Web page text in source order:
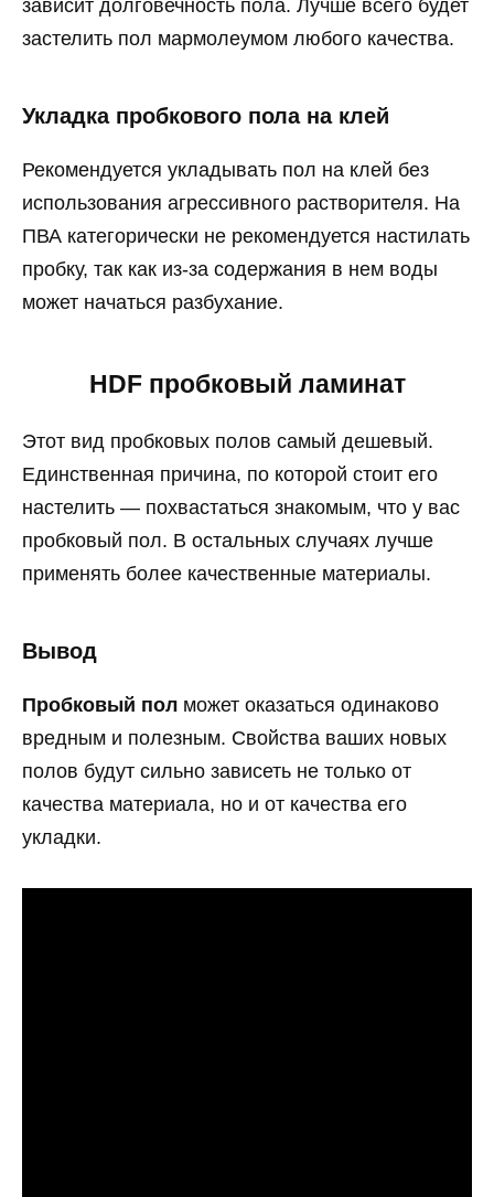
зависит долговечность пола. Лучше всего будет
застелить пол мармолеумом любого качества.
Укладка пробкового пола на клей
Рекомендуется укладывать пол на клей без
использования агрессивного растворителя. На
ПВА категорически не рекомендуется настилать
пробку, так как из-за содержания в нем воды
может начаться разбухание.
HDF пробковый ламинат
Этот вид пробковых полов самый дешевый.
Единственная причина, по которой стоит его
настелить — похвастаться знакомым, что у вас
пробковый пол. В остальных случаях лучше
применять более качественные материалы.
Вывод
Пробковый пол может оказаться одинаково
вредным и полезным. Свойства ваших новых
полов будут сильно зависеть не только от
качества материала, но и от качества его
укладки.